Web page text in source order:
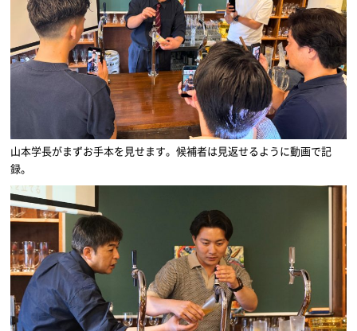
山本学長がまずお手本を見せます。候補者は見返せるように動画で記
録。